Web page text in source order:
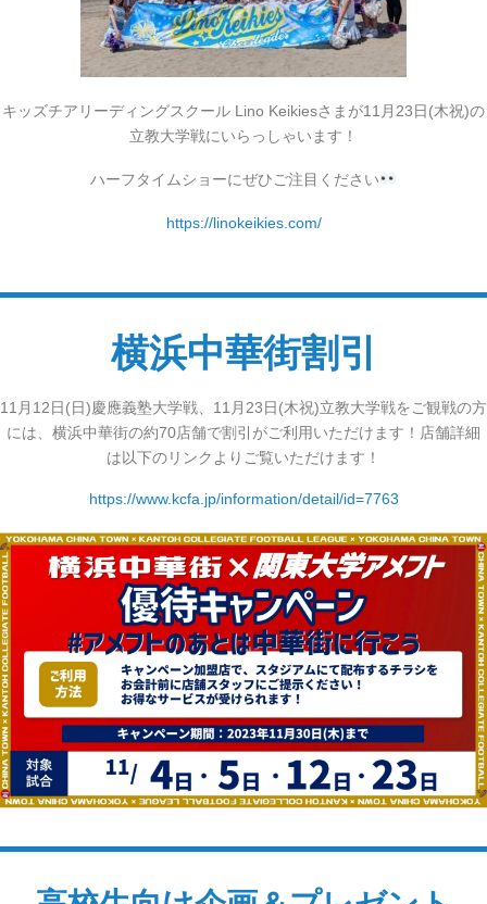
キッズチアリーディングスクール Lino Keikiesさまが1 1月23日(木祝)の
立教大学戦にいらっしゃいます！
ハーフタイムショーにぜひご注目ください
https://linokeikies.com/
横浜中華街割引
11月12日(日)慶應義塾大学戦、11月23日(木祝)立教大学戦をご観戦の方
には、横浜中華街の約70店舗で割引がご利用いただけます！店舗詳細
は以下のリンクよりご覧いただけます！
https://www.kcfa.jp/information/detail/id=7763